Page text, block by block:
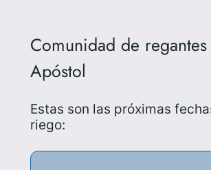
Comunidad de
Apóstol
Estas son las próximas
riego: